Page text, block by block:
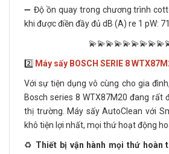
➖ Độ ồn quay trong chương trình
khi được điền đầy đủ dB (A) re 1 pW: 71.
2️⃣ Máy sấy BOSCH SERIE 8
Với sự tiện dụng vô cùng cho gia
Bosch series 8 WTX87M20 đang rất
thị trường. Máy sấy AutoClean với
khô tiện lợi nhất, mọi thứ hoạt động
♻️ Thiết bị vận hành mọi thứ hoàn